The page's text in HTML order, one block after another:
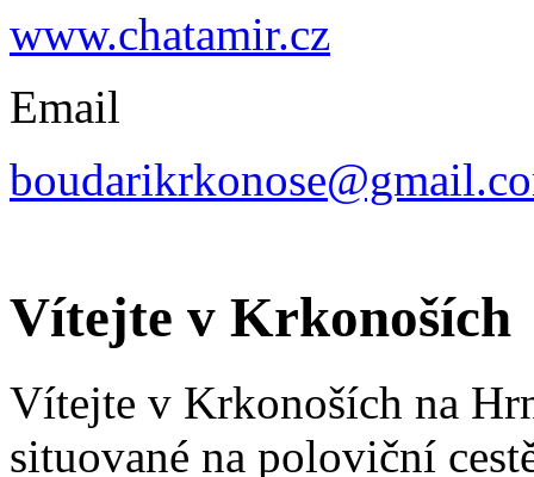
www.chatamir.cz
Email
Vítejte v Krkonoších
Vítejte v Krkonoších na
situované na poloviční